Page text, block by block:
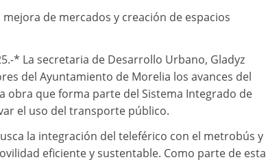
de mercados y creación de espacios
* La secretaria de Desarrollo Urbano, Gladyz
del Ayuntamiento de Morelia los avances del
obra que forma parte del Sistema Integrado de
el uso del transporte público.
la integración del teleférico con el metrobús y
eficiente y sustentable. Como parte de esta